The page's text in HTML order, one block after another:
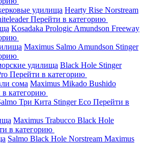
удилища Hearty Rise Norstream
Перейти в категорию
Kosadaka Prologic Amundson Freeway
Maximus Salmo Amundson Stinger
удилища Black Hole Stinger
Перейти в категорию
сома Maximus Mikado Bushido
категорию
Три Кита StingerEco Перейти в
Maximus Trabucco Black Hole
в категорию
Salmo Black Hole Norstream Maximus